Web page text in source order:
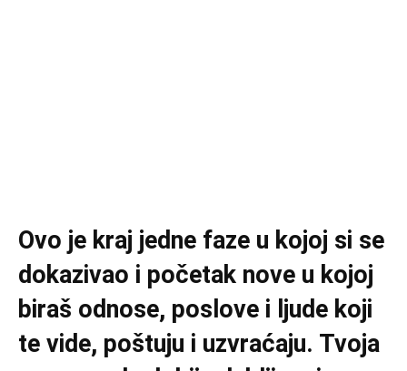
Ovo je kraj jedne faze u kojoj si se
dokazivao i početak nove u kojoj
biraš odnose, poslove i ljude koji
te vide, poštuju i uzvraćaju. Tvoja